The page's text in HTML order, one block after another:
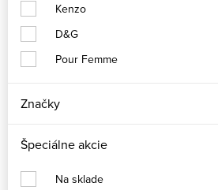
Špeciálne akcie
Na sklade
Značky
Kenzo
D&G
Pour Femme